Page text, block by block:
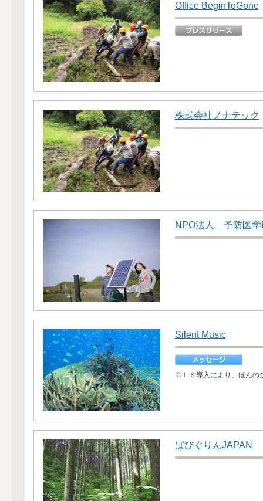
Office BeginToGone
株式会社ノナテック
NPO法人 予防医学
Silent Music
ＧＬＳ導入により、ほん
ばびぐりんJAPAN